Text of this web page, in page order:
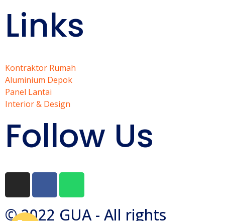
Links
Kontraktor Rumah
Aluminium Depok
Panel Lantai
Interior & Design
Follow Us
© 2022 GUA - All rights